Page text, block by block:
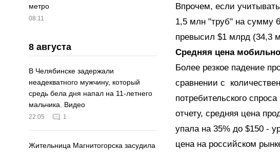
метро
08:11
8 августа
В Челябинске задержали
неадекватного мужчину, который
средь бела дня напал на 11-летнего
мальчика. Видео
22:05 1
Жительница Магнитогорска засудила
Впрочем, если
1,5 млн "труб" на сумму
превысил $1 млрд (34,3
Средняя цена
Более резкое падение
сравнении с
потребительского
отчету, средняя цена
упала на 35% до $150 -
цена на российском